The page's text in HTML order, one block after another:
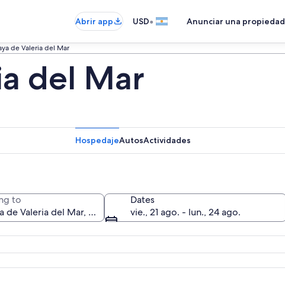
Abrir app USD• Anunciar una propiedad
de Valeria del Mar
del Mar
HospedajeAutosActividades
to
Dates
vie., 21 ago. - lun., 24 ago.